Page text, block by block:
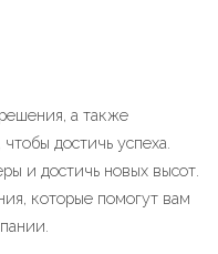
а также
достичь успеха.
и достичь новых высот.
которые помогут вам